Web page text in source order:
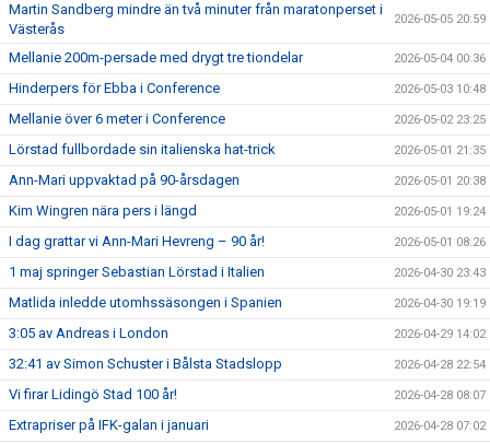
Martin Sandberg mindre än två minuter från maratonperset i
Västerås
2026-05-05 20:59
Mellanie 200m-persade med drygt tre tiondelar 2026-05-04 00:36
Hinderpers för Ebba i Conference 2026-05-03 10:48
Mellanie över 6 meter i Conference 2026-05-02 23:25
Lörstad fullbordade sin italienska hat-trick 2026-05-01 21:35
Ann-Mari uppvaktad på 90-årsdagen 2026-05-01 20:38
Kim Wingren nära pers i längd 2026-05-01 19:24
I dag grattar vi Ann-Mari Hevreng – 90 år! 2026-05-01 08:26
1 maj springer Sebastian Lörstad i Italien 2026-04-30 23:43
Matlida inledde utomhssäsongen i Spanien 2026-04-30 19:19
3:05 av Andreas i London 2026-04-29 14:02
32:41 av Simon Schuster i Bålsta Stadslopp 2026-04-28 22:54
Vi firar Lidingö Stad 100 år! 2026-04-28 08:07
Extrapriser på IFK-galan i januari 2026-04-28 07:02